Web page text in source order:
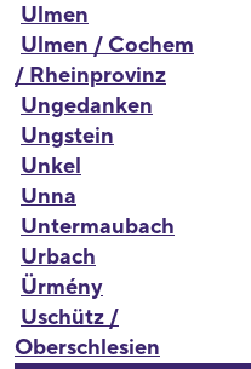
Ulmen
Ulmen / Cochem
/ Rheinprovinz
Ungedanken
Ungstein
Unkel
Unna
Untermaubach
Urbach
Ürmény
Uschütz /
Oberschlesien